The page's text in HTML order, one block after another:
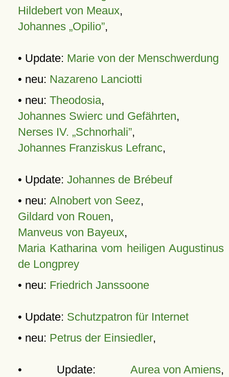
Hildebert von Meaux,
Johannes „Opilio”,
• Update: Marie von der Menschwerdung
• neu: Nazareno Lanciotti
• neu: Theodosia,
Johannes Swierc und Gefährten,
Nerses IV. „Schnorhali”,
Johannes Franziskus Lefranc,
• Update: Johannes de Brébeuf
• neu: Alnobert von Seez,
Gildard von Rouen,
Manveus von Bayeux,
Maria Katharina vom heiligen Augustinus
de Longprey
• neu: Friedrich Janssoone
• Update: Schutzpatron für Internet
• neu: Petrus der Einsiedler,
• Update: Aurea von Amiens,